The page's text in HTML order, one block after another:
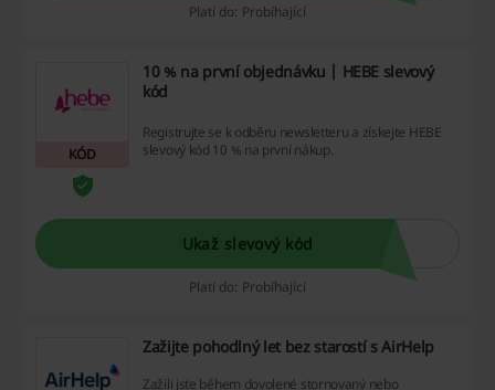
Platí do: Probíhající
KÓD
10 % na první objednávku | HEBE slevový
kód
Registrujte se k odběru newsletteru a získejte HEBE
slevový kód 10 % na první nákup.
Ukaž slevový kód
Platí do: Probíhající
Zažijte pohodlný let bez starostí s AirHelp
Zažili jste během dovolené stornovaný nebo